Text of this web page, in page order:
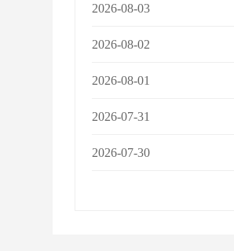
2026-08-03
2026-08-02
2026-08-01
2026-07-31
2026-07-30